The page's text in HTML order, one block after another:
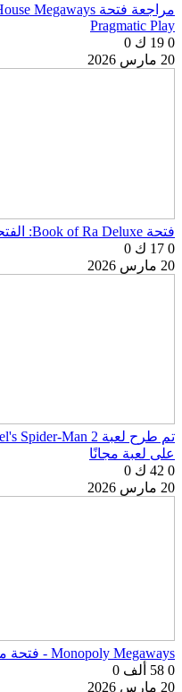
Pragmatic Play
0 19 ك
0
20 مارس 2026
فتحة Book of Ra Deluxe: الفتحة الأكثر شعبية مع الدورات المجانية
0 17 ك
0
20 مارس 2026
على لعبة مجانًا
0 42 ك
0
20 مارس 2026
Monopoly Megaways - فتحة مثيرة من Big Time Gaming
0 58 ألف
0
20 مارس 2026